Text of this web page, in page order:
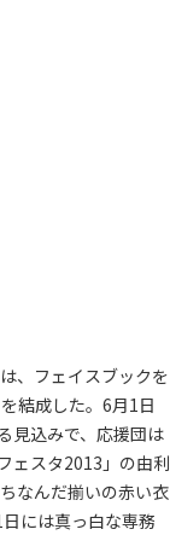
、フェイスブックを
結成した。6月1日
見込みで、応援団は
ェスタ2013」の由利
なんだ揃いの赤い衣
には真っ白な専務